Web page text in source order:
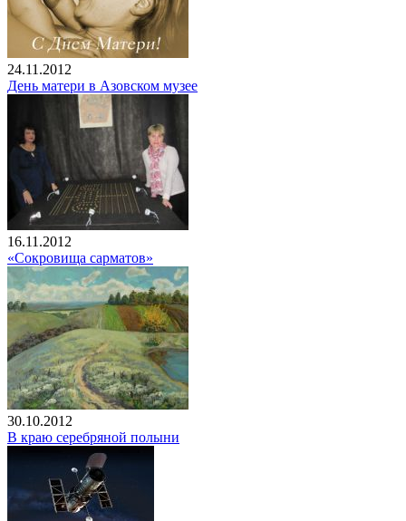
24.11.2012
День матери в Азовском музее
16.11.2012
«Сокровища сарматов»
30.10.2012
В краю серебряной полыни